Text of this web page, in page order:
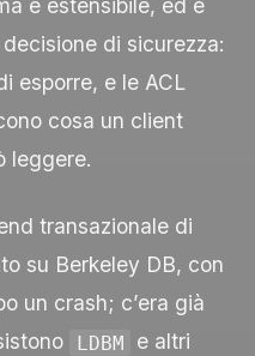
è estensibile, ed è
di sicurezza:
esporre, e le ACL
cosa un client
leggere.
transazionale di
su Berkeley DB, con
un crash; c’era già
LDBM
e altri